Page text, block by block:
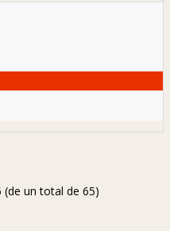
(de un total de 65)